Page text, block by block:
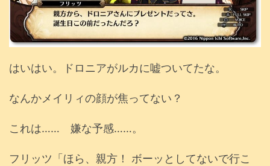
はいはい。ドロニアがルカに嘘ついてたな。
なんかメイリィの顔が焦ってない？
これは…… 嫌な予感……。
フリッツ「ほら、親方！ ボーッとしてないで行こ